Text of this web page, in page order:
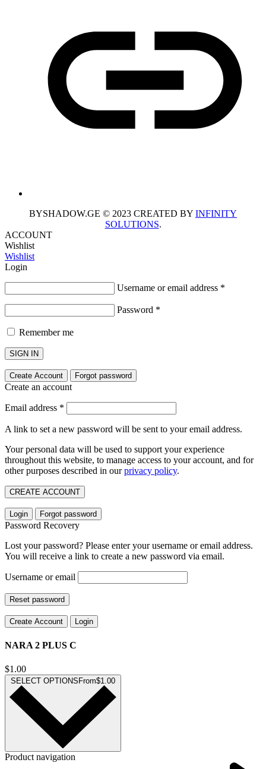
BYSHADOW.GE © 2023 CREATED BY INFINITY
SOLUTIONS.
ACCOUNT
Wishlist
Wishlist
Login
Username or email address *
Password *
Remember me
SIGN IN
Create Account Forgot password
Create an account
Email address *
A link to set a new password will be sent to your email address.
Your personal data will be used to support your experience
throughout this website, to manage access to your account, and for
other purposes described in ourprivacy policy.
CREATE ACCOUNT
Login Forgot password
Password Recovery
Lost your password? Please enter your username or email address.
You will receive a link to create a new password via email.
Username or email
Reset password
Create Account Login
NARA 2 PLUS C
$1.00
SELECT OPTIONSFrom$1.00
Product navigation